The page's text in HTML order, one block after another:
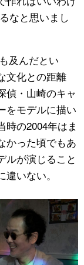
なと思いまし
及んだとい
文化との距離
偵・山崎のキャ
をモデルに描い
時の2004年はま
かった頃でもあ
ルが演じること
いない。